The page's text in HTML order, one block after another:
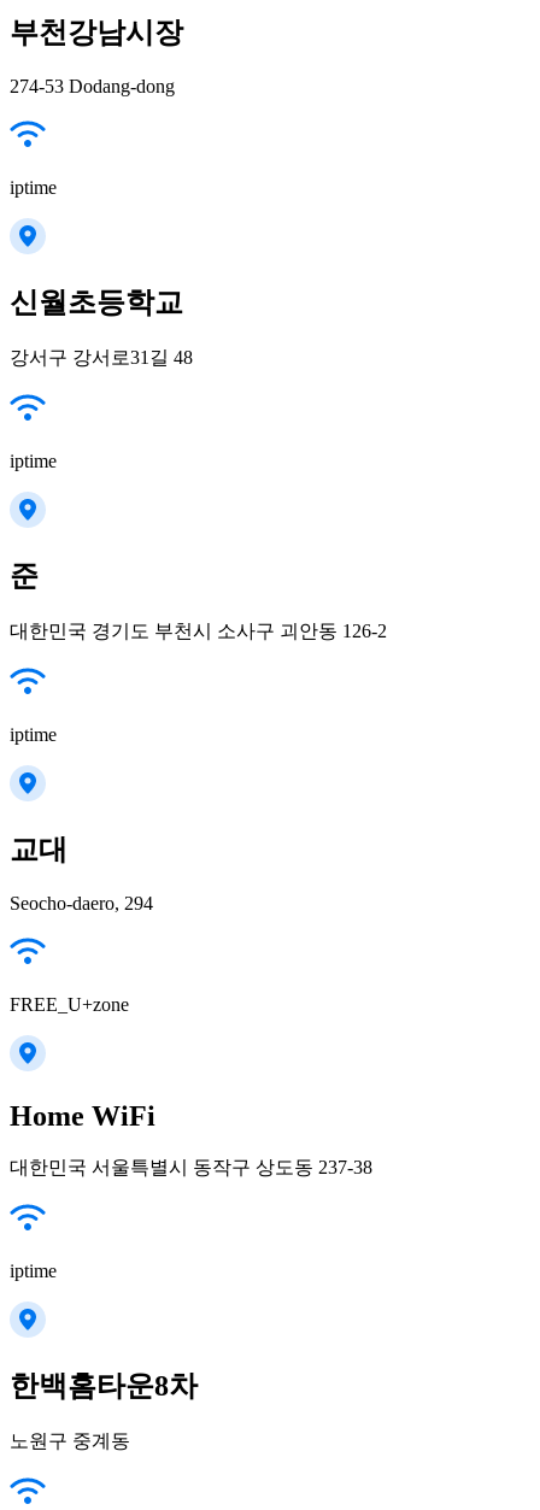
부천강남시장
274-53 Dodang-dong
iptime
신월초등학교
강서구 강서로31길 48
iptime
준
대한민국 경기도 부천시 소사구 괴안동 126-2
iptime
교대
Seocho-daero, 294
FREE_U+zone
Home WiFi
대한민국 서울특별시 동작구 상도동 237-38
iptime
한백홈타운8차
노원구 중계동